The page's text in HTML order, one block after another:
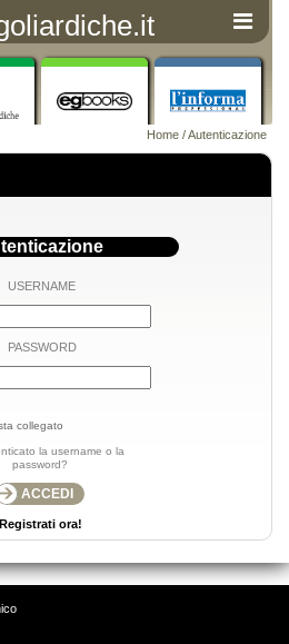
Home / Autenticazione
USERNAME
PASSWORD
collegato
la username o la
password?
Registrati ora!